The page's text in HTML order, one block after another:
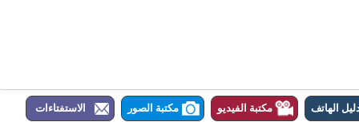
الهاتف مكتبة الفيديو مكتبة الصور الاستفتاءات